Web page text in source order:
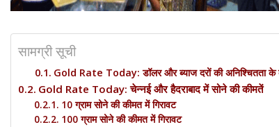
सामग्री सूची
Gold Rate Today: डॉलर और ब्याज दरों की अनिश्चितता के
Gold Rate Today: चेन्नई और हैदराबाद में सोने की कीमतें
10 ग्राम सोने की कीमत में गिरावट
100 ग्राम सोने की कीमत में गिरावट